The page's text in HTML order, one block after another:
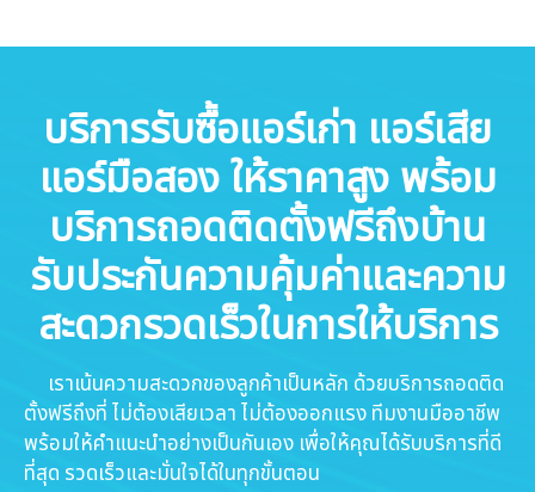
บริการรับซื้อแอร์เก่า แอร์เสีย
แอร์มือสอง ให้ราคาสูง พร้อม
บริการถอดติดตั้งฟรีถึงบ้าน
รับประกันความคุ้มค่าและความ
สะดวกรวดเร็วในการให้บริการ
เราเน้นความสะดวกของลูกค้าเป็นหลัก ด้วยบริการถอดติด
ตั้งฟรีถึงที่ ไม่ต้องเสียเวลา ไม่ต้องออกแรง ทีมงานมืออาชีพ
พร้อมให้คำแนะนำอย่างเป็นกันเอง เพื่อให้คุณได้รับบริการที่ดี
ที่สุด รวดเร็วและมั่นใจได้ในทุกขั้นตอน